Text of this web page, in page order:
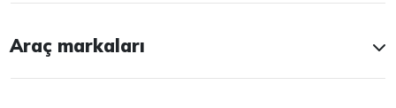
Araç markaları